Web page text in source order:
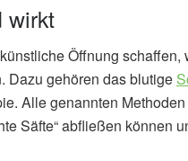
wirkt
Öffnung
Dazu gehören das blutige
Alle genannten
Säfte“ abfließen können